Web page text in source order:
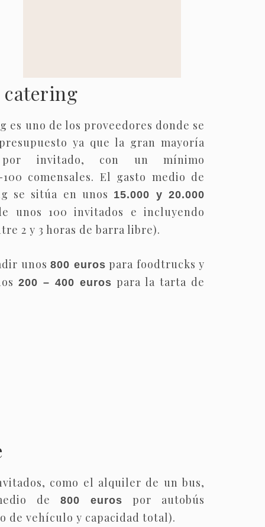
catering
es uno de los proveedores donde se
ya que la gran mayoría
por invitado, con un mínimo
comensales. El gasto medio de
se sitúa en unos 15.000 y 20.000
unos 100 invitados e incluyendo
2 y 3 horas de barra libre).
unos 800 euros para foodtrucks y
200 – 400 euros para la tarta de
como el alquiler de un bus,
de 800 euros
por autobús
de vehículo y capacidad total).